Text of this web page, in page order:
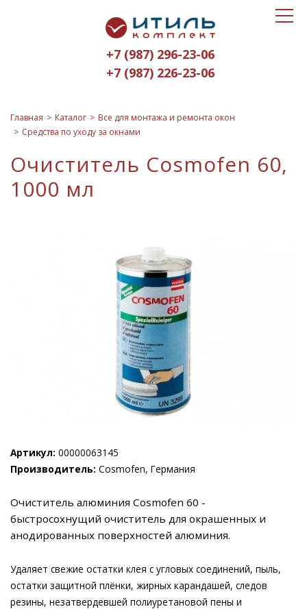
Итиль-
Комплект
logo
+7 (987) 296-23-06
+7 (987) 226-23-06
Toggle
Главная Каталог
Все для монтажа и ремонта окон
Средства по уходу за окнами
Очиститель Cosmofen 60,
1000 мл
Артикул: 00000063145
Производитель: Cosmofen, Германия
Очиститель алюминия Cosmofen 60 -
быстросохнущий очиститель для окрашенных и
анодированных поверхностей алюминия.
Удаляет свежие остатки клея с угловых соединений, пыль,
остатки защитной плёнки, жирных карандашей, следов
резины, незатвердевшей полиуретановой пены и